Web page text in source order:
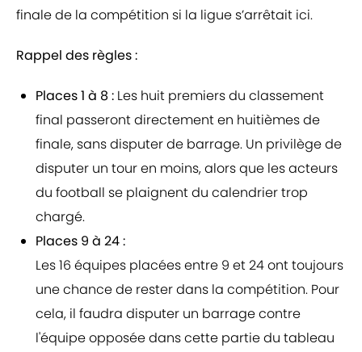
finale de la compétition si la ligue s’arrêtait ici.
Rappel des règles :
Places 1 à 8 : Les huit premiers du classement
final passeront directement en huitièmes de
finale, sans disputer de barrage. Un privilège de
disputer un tour en moins, alors que les acteurs
du football se plaignent du calendrier trop
chargé.
Places 9 à 24 :
Les 16 équipes placées entre 9 et 24 ont toujours
une chance de rester dans la compétition. Pour
cela, il faudra disputer un barrage contre
l'équipe opposée dans cette partie du tableau